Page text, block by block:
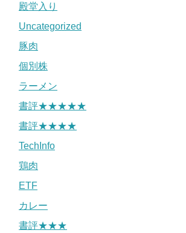
殿堂入り
Uncategorized
豚肉
個別株
ラーメン
書評★★★★★
書評★★★★
TechInfo
鶏肉
ETF
カレー
書評★★★